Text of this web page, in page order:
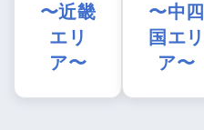
〜近畿
エリ
ア〜
〜中四
国エリ
ア〜